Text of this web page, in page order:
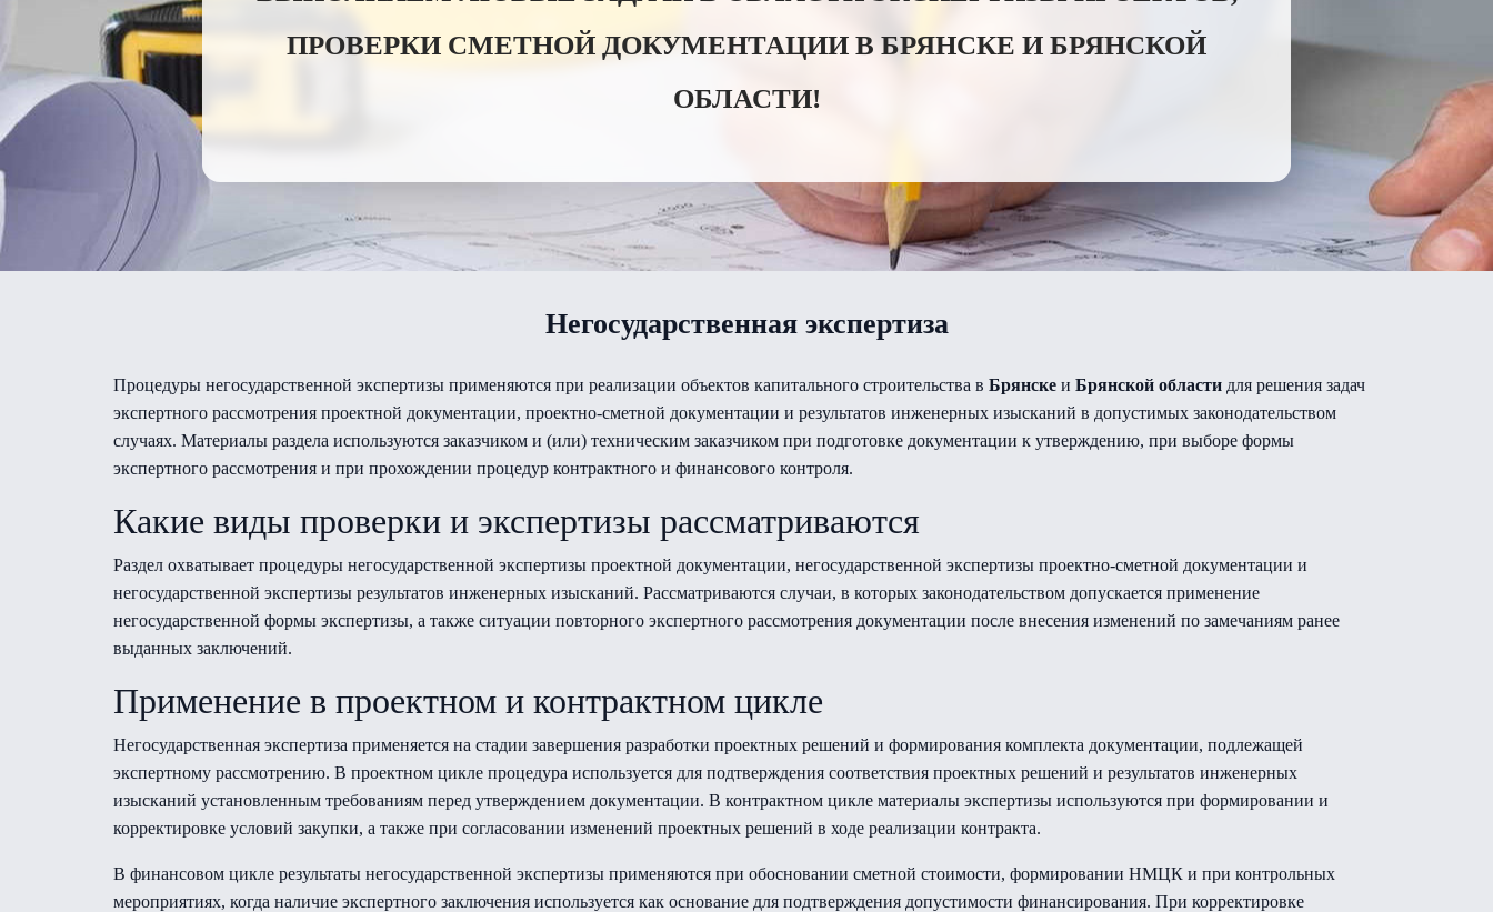
ПРОВЕРКИ СМЕТНОЙ ДОКУМЕНТАЦИИ В БРЯНСКЕ И БРЯНСКОЙ
ОБЛАСТИ!
Негосударственная экспертиза
Процедуры негосударственной экспертизы применяются при реализации объектов капитального строительства в Брянске и Брянской области для решения задач
экспертного рассмотрения проектной документации, проектно-сметной документации и результатов инженерных изысканий в допустимых законодательством
случаях. Материалы раздела используются заказчиком и (или) техническим заказчиком при подготовке документации к утверждению, при выборе формы
экспертного рассмотрения и при прохождении процедур контрактного и финансового контроля.
Какие виды проверки и экспертизы рассматриваются
Раздел охватывает процедуры негосударственной экспертизы проектной документации, негосударственной экспертизы проектно-сметной документации и
негосударственной экспертизы результатов инженерных изысканий. Рассматриваются случаи, в которых законодательством допускается применение
негосударственной формы экспертизы, а также ситуации повторного экспертного рассмотрения документации после внесения изменений по замечаниям ранее
выданных заключений.
Применение в проектном и контрактном цикле
Негосударственная экспертиза применяется на стадии завершения разработки проектных решений и формирования комплекта документации, подлежащей
экспертному рассмотрению. В проектном цикле процедура используется для подтверждения соответствия проектных решений и результатов инженерных
изысканий установленным требованиям перед утверждением документации. В контрактном цикле материалы экспертизы используются при формировании и
корректировке условий закупки, а также при согласовании изменений проектных решений в ходе реализации контракта.
В финансовом цикле результаты негосударственной экспертизы применяются при обосновании сметной стоимости, формировании НМЦК и при контрольных
мероприятиях, когда наличие экспертного заключения используется как основание для подтверждения допустимости финансирования. При корректировке